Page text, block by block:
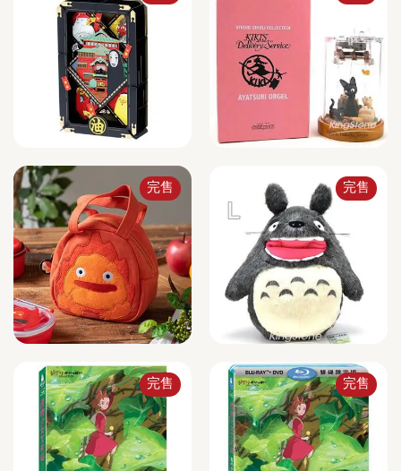
完售 完售
完售 完售